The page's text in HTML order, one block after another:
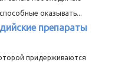
оказывать...
препараты
придерживаются